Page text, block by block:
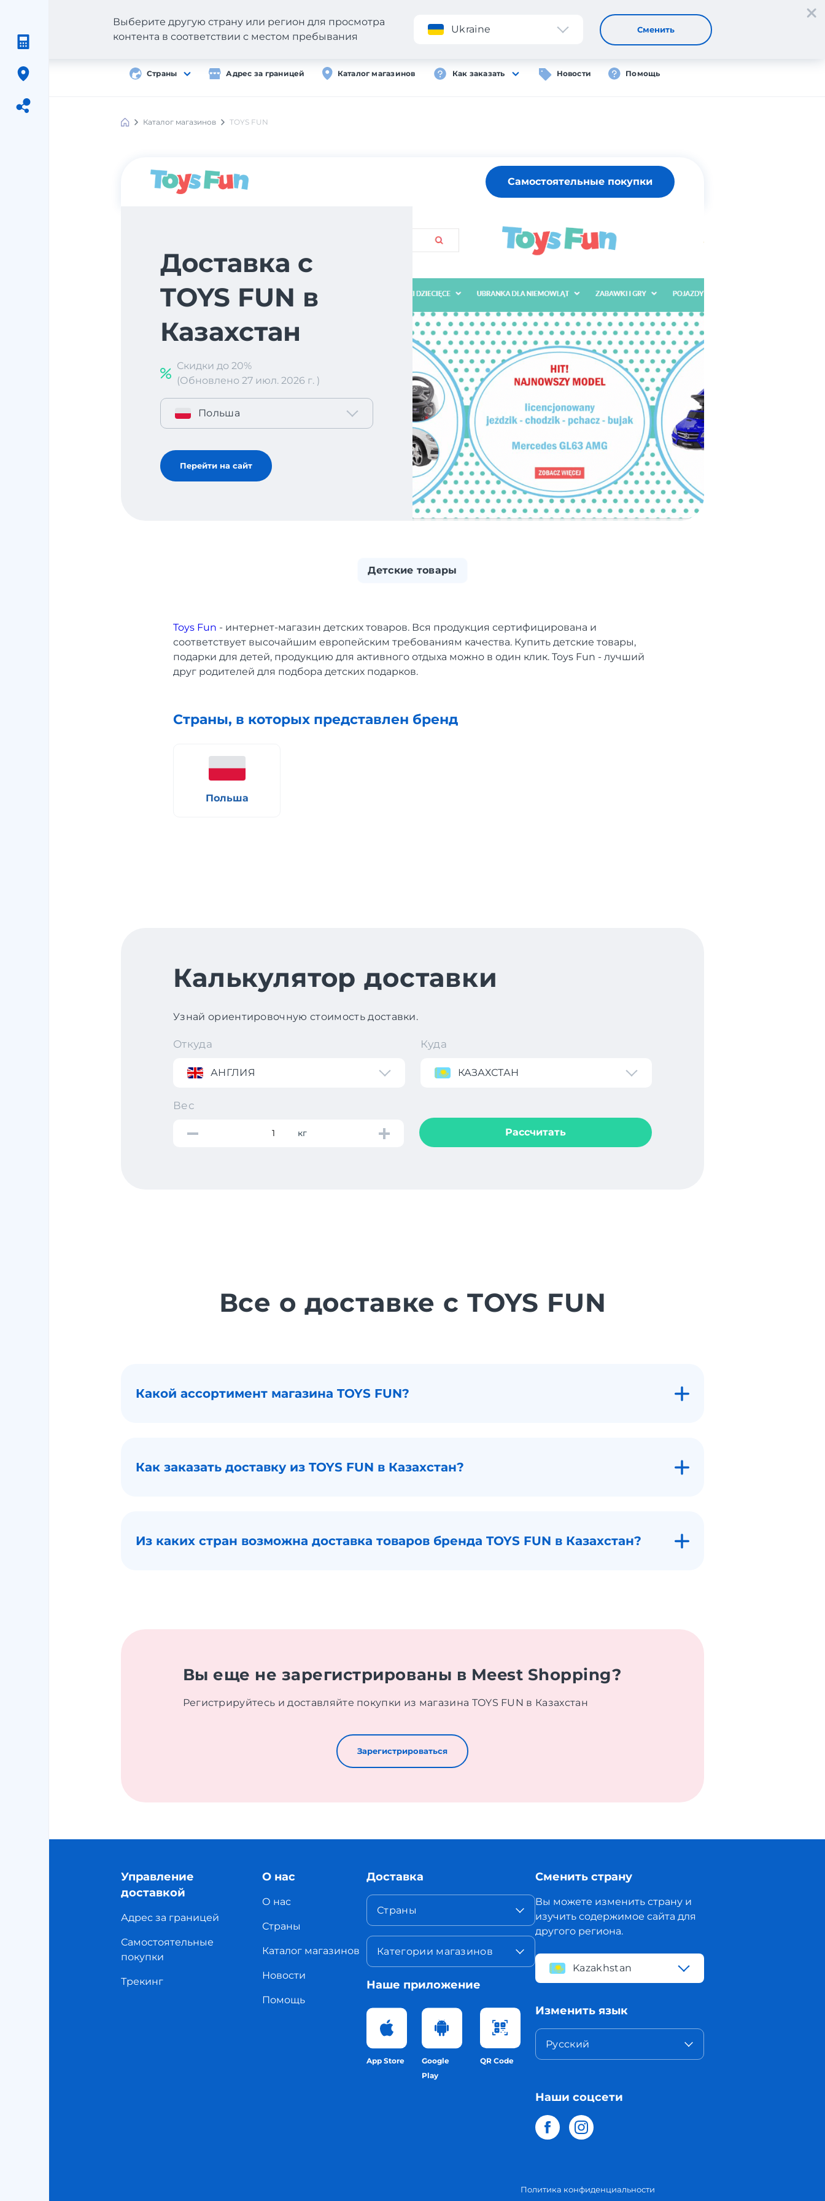
Регистрация
Страны Адрес за границей Каталог магазинов Как заказать Новости Помощь
Выберите другую страну или регион для просмотра
контента в соответствии с местом пребывания
Ukraine Сменить
Meest
Каталог магазинов TOYS FUN
Самостоятельные покупки
Доставка с
TOYS FUN в
Казахстан
Скидки до 20%
(Обновлено 27 июл. 2026 г. )
Польша
Перейти на сайт
Детские товары
Toys Fun - интернет-магазин детских товаров. Вся продукция сертифицирована и
соответствует высочайшим европейским требованиям качества. Купить детские товары,
подарки для детей, продукцию для активного отдыха можно в один клик. Toys Fun - лучший
друг родителей для подбора детских подарков.
Страны, в которых представлен бренд
Польша
Калькулятор доставки
Узнай ориентировочную стоимость доставки.
Откуда
АНГЛИЯ
Куда
КАЗАХСТАН
Вес
кг Рассчитать
Все о доставке с TOYS FUN
Какой ассортимент магазина TOYS FUN?
Как заказать доставку из TOYS FUN в Казахстан?
Из каких стран возможна доставка товаров бренда TOYS FUN в Казахстан?
Вы еще не зарегистрированы в Meest Shopping?
Регистрируйтесь и доставляйте покупки из магазина TOYS FUN в Казахстан
Зарегистрироваться
Управление
доставкой
Адрес за границей
Самостоятельные
покупки
Трекинг
О нас
О нас
Страны
Каталог магазинов
Новости
Помощь
Доставка
Страны
Категории магазинов
Наше приложение
App Store
Google
Play
QR Code
Сменить страну
Вы можете изменить страну и
изучить содержимое сайта для
другого региона.
Kazakhstan
Изменить язык
Русский
Наши соцсети
Политика конфиденциальности